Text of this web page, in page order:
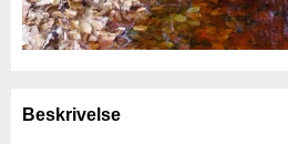
Beskrivelse